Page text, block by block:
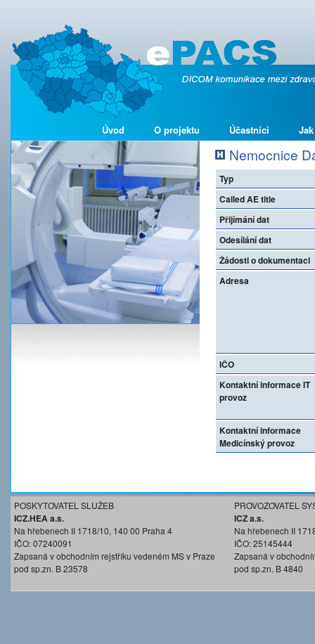
Úvod O projektu Účastníci
Nemocnice
Typ
Called AE title
Přijímání dat
Odesílání dat
Žádosti o dokumentaci
Adresa
IČO
Kontaktní informace IT
provoz
Kontaktní informace
Medicínský provoz
POSKYTOVATEL SLUŽEB
ICZ.HEA a.s.
Na hřebenech II 1718/10, 140 00 Praha 4
IČO: 07240091
Zapsaná v obchodním rejstříku vedeném MS v Praze
pod sp.zn. B 23578
PROVOZOVATEL
ICZ a.s.
Na hřebenech II
IČO: 25145444
Zapsaná v
pod sp.zn. B 4840